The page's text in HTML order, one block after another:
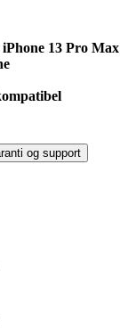
13 Pro Max
og support